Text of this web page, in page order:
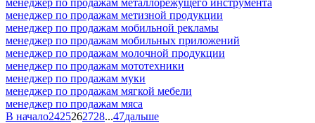
менеджер по продажам метизной продукции
менеджер по продажам мобильной рекламы
менеджер по продажам мобильных приложений
менеджер по продажам молочной продукции
менеджер по продажам мототехники
менеджер по продажам муки
менеджер по продажам мягкой мебели
менеджер по продажам мяса
В начало2425262728...47дальше